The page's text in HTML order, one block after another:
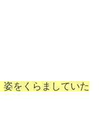
をくらましていた